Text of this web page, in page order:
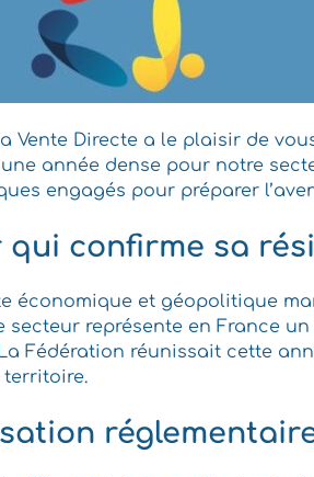
Vente Directe a le plaisir de
année dense pour notre
engagés pour préparer
qui confirme sa
économique et géopolitique
secteur représente en France
La Fédération réunissait cette
territoire.